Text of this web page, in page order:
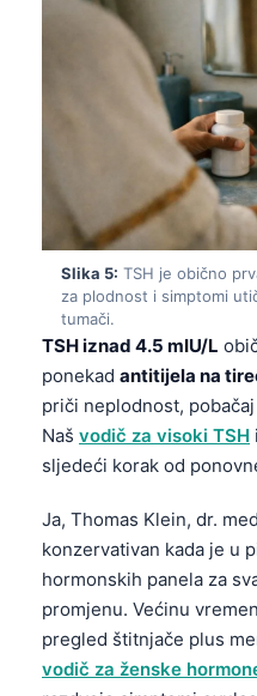
Slika 5: TSH je obično
za plodnost i simptomi
tumači.
TSH iznad 4.5 mIU/L
ponekad antitijela na
priči neplodnost,
Naš vodič za visoki TSH
sljedeći korak od
Ja, Thomas Klein, dr.
konzervativan kada je u
hormonskih panela za
promjenu. Većinu
pregled štitnjače plus
vodič za ženske